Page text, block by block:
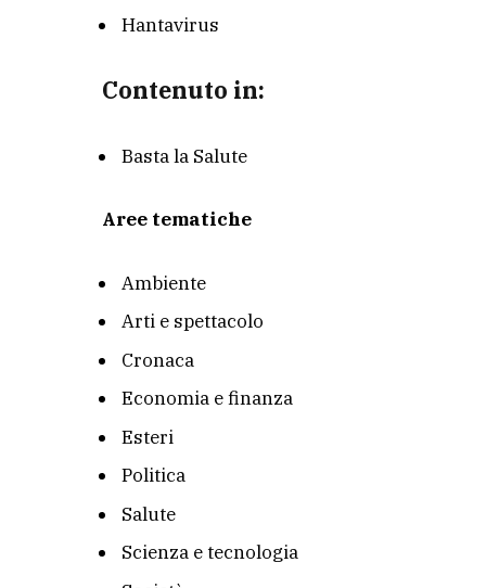
Hantavirus
Contenuto in:
Basta la Salute
Aree tematiche
Ambiente
Arti e spettacolo
Cronaca
Economia e finanza
Esteri
Politica
Salute
Scienza e tecnologia